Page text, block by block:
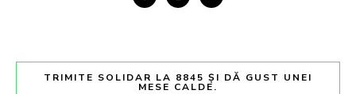
TRIMITE SOLIDAR LA 8845 ȘI DĂ GUST UNEI
MESE CALDE.